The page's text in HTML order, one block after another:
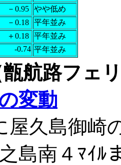
－0.95 やや低め
－0.18 平年並み
＋0.18 平年並み
-0.74 平年並み
甑航路フェ
変動
久島御崎
島南４ﾏｲﾙ